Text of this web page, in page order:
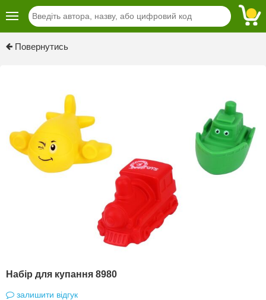
Повернутись
Набір для купання 8980
залишити відгук